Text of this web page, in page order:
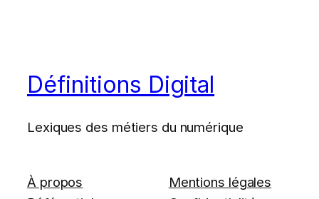
Définitions Digital
Lexiques des métiers du numérique
À propos
Mentions légales